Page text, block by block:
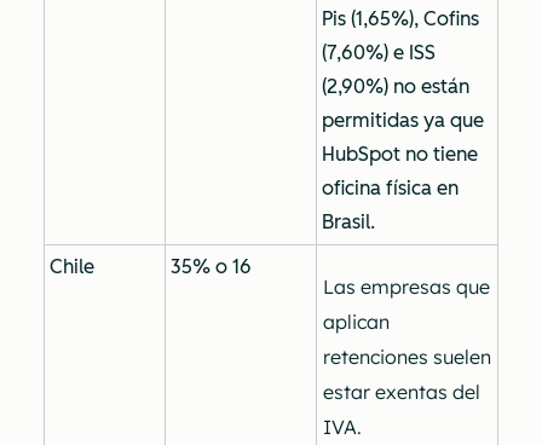
Pis (1,65%), Cofins
(7,60%) e ISS
(2,90%) no están
permitidas ya que
HubSpot no tiene
oficina física en
Brasil.
Chile
35% o 16
Las empresas que
aplican
retenciones suelen
estar exentas del
IVA.